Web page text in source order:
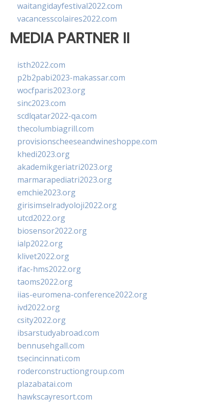
waitangidayfestival2022.com
vacancesscolaires2022.com
MEDIA PARTNER II
isth2022.com
p2b2pabi2023-makassar.com
wocfparis2023.org
sinc2023.com
scdlqatar2022-qa.com
thecolumbiagrill.com
provisionscheeseandwineshoppe.com
khedi2023.org
akademikgeriatri2023.org
marmarapediatri2023.org
emchie2023.org
girisimselradyoloji2022.org
utcd2022.org
biosensor2022.org
ialp2022.org
klivet2022.org
ifac-hms2022.org
taoms2022.org
iias-euromena-conference2022.org
ivd2022.org
csity2022.org
ibsarstudyabroad.com
bennusehgall.com
tsecincinnati.com
roderconstructiongroup.com
plazabatai.com
hawkscayresort.com